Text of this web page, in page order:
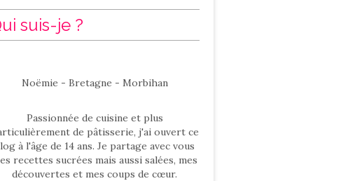
suis-je ?
Noëmie - Bretagne - Morbihan
Passionnée de cuisine et plus
de pâtisserie, j'ai ouvert ce
à l'âge de 14 ans. Je partage avec vous
recettes sucrées mais aussi salées, mes
découvertes et mes coups de cœur.